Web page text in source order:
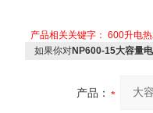
产品相关关键字： 600升电
如果你对NP600-15大容量
产品：